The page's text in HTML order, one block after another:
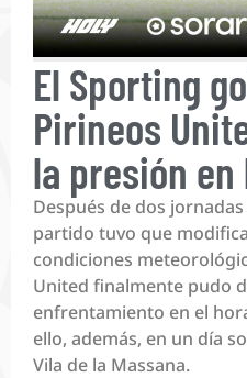
El Sporting
Pirineos
la presión en
Después de dos
partido tuvo que
condiciones
United finalmente pudo
enfrentamiento en el
ello, además, en un día
Vila de la Massana.